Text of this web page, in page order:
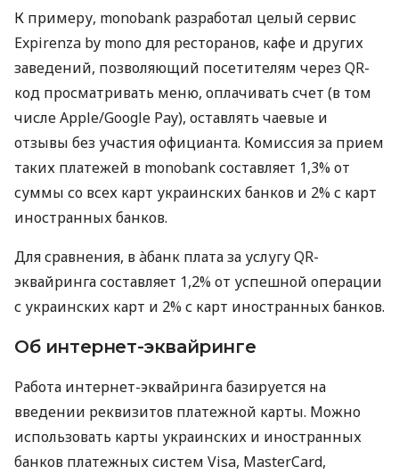
К примеру, monobank разработал целый сервис
Expirenza by mono для ресторанов, кафе и других
заведений, позволяющий посетителям через QR-
код просматривать меню, оплачивать счет (в том
числе Apple/Google Pay), оставлять чаевые и
отзывы без участия официанта. Комиссия за прием
таких платежей в monobank составляет 1,3% от
суммы со всех карт украинских банков и 2% с карт
иностранных банков.
Для сравнения, в àбанк плата за услугу QR-
эквайринга составляет 1,2% от успешной операции
с украинских карт и 2% с карт иностранных банков.
Об интернет-эквайринге
Работа интернет-эквайринга базируется на
введении реквизитов платежной карты. Можно
использовать карты украинских и иностранных
банков платежных систем Visa, MasterCard,